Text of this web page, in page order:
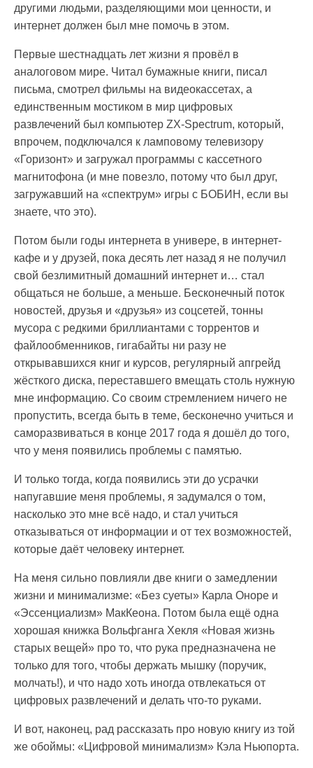
другими людьми, разделяющими мои ценности, и
интернет должен был мне помочь в этом.
Первые шестнадцать лет жизни я провёл в
аналоговом мире. Читал бумажные книги, писал
письма, смотрел фильмы на видеокассетах, а
единственным мостиком в мир цифровых
развлечений был компьютер ZX-Spectrum, который,
впрочем, подключался к ламповому телевизору
«Горизонт» и загружал программы с кассетного
магнитофона (и мне повезло, потому что был друг,
загружавший на «спектрум» игры с БОБИН, если вы
знаете, что это).
Потом были годы интернета в универе, в интернет-
кафе и у друзей, пока десять лет назад я не получил
свой безлимитный домашний интернет и… стал
общаться не больше, а меньше. Бесконечный поток
новостей, друзья и «друзья» из соцсетей, тонны
мусора с редкими бриллиантами с торрентов и
файлообменников, гигабайты ни разу не
открывавшихся книг и курсов, регулярный апгрейд
жёсткого диска, переставшего вмещать столь нужную
мне информацию. Со своим стремлением ничего не
пропустить, всегда быть в теме, бесконечно учиться и
саморазвиваться в конце 2017 года я дошёл до того,
что у меня появились проблемы с памятью.
И только тогда, когда появились эти до усрачки
напугавшие меня проблемы, я задумался о том,
насколько это мне всё надо, и стал учиться
отказываться от информации и от тех возможностей,
которые даёт человеку интернет.
На меня сильно повлияли две книги о замедлении
жизни и минимализме: «Без суеты» Карла Оноре и
«Эссенциализм» МакКеона. Потом была ещё одна
хорошая книжка Вольфганга Хекля «Новая жизнь
старых вещей» про то, что рука предназначена не
только для того, чтобы держать мышку (поручик,
молчать!), и что надо хоть иногда отвлекаться от
цифровых развлечений и делать что-то руками.
И вот, наконец, рад рассказать про новую книгу из той
же обоймы: «Цифровой минимализм» Кэла Ньюпорта.